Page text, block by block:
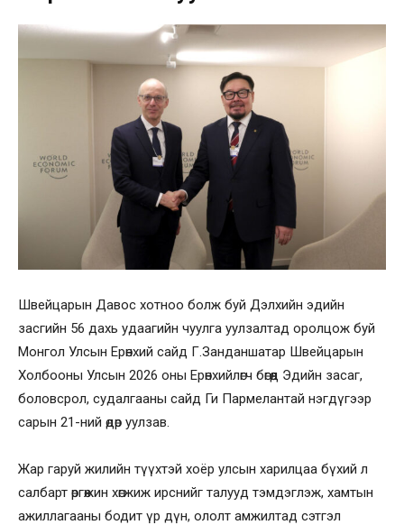
Швейцарын Давос хотноо болж буй Дэлхийн эдийн
засгийн 56 дахь удаагийн чуулга уулзалтад оролцож буй
Монгол Улсын Ерөнхий сайд Г.Занданшатар Швейцарын
Холбооны Улсын 2026 оны Ерөнхийлөгч бөгөөд Эдийн засаг,
боловсрол, судалгааны сайд Ги Пармелантай нэгдүгээр
сарын 21-ний өдөр уулзав.
Жар гаруй жилийн түүхтэй хоёр улсын харилцаа бүхий л
салбарт өргөжин хөгжиж ирснийг талууд тэмдэглэж, хамтын
ажиллагааны бодит үр дүн, ололт амжилтад сэтгэл